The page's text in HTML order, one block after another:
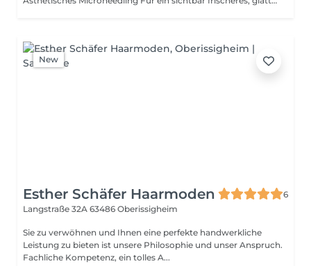
New
Esther Schäfer Haarmoden
6
Langstraße 32A 63486 Oberissigheim
Sie zu verwöhnen und Ihnen eine perfekte handwerkliche
Leistung zu bieten ist unsere Philosophie und unser Anspruch.
Fachliche Kompetenz, ein tolles A...